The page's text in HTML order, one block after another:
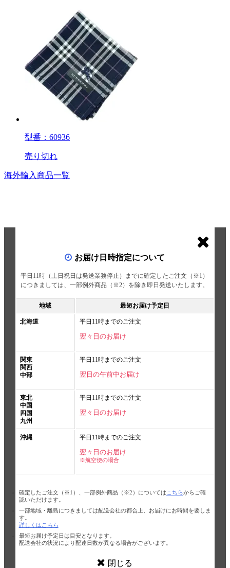
型番：60936
売り切れ
海外輸入商品一覧
お届け日時指定について
平日11時（土日祝日は発送業務停止）までに確定したご注文（※1）
につきましては、一部例外商品（※2）を除き即日発送いたします。
地域 最短お届け予定日
北海道 平日11時までのご注文
翌々日のお届け
関東
関西
中部
平日11時までのご注文
翌日の午前中お届け
東北
中国
四国
九州
平日11時までのご注文
翌々日のお届け
沖縄 平日11時までのご注文
翌々日のお届け
※航空便の場合
確定したご注文（※1）、一部例外商品（※2）については こちらからご確
認いただけます。
一部地域・離島につきましては配送会社の都合上、お届けにお時間を要しま
す。
詳しくはこちら
最短お届け予定日は目安となります。
配送会社の状況により配達日数が異なる場合がございます。
閉じる